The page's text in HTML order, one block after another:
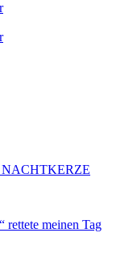
NACHTKERZE
rettete meinen Tag